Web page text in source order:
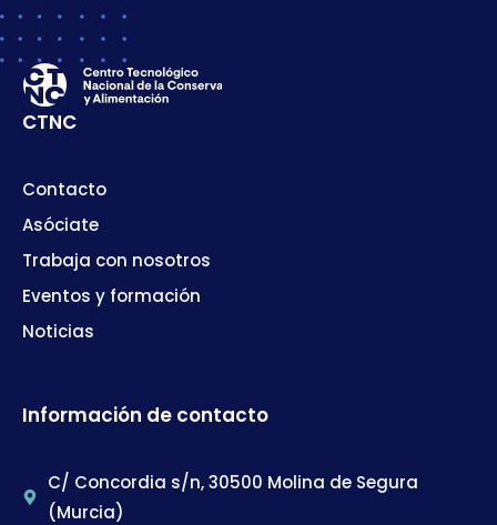
CTNC
Contacto
Asóciate
Trabaja con nosotros
Eventos y formación
Noticias
Información de contacto
C/ Concordia s/n, 30500 Molina de Segura
(Murcia)